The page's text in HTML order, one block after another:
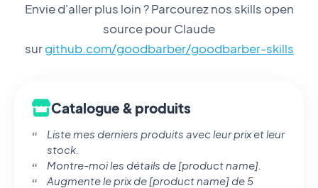
Envie d'aller plus loin ? Parcourez nos skills open
source pour Claude
surgithub.com/goodbarber/goodbarber-skills
Catalogue & produits
Liste mes derniers produits avec leur prix et leur
stock.
Montre-moi les détails de [product name].
Augmente le prix de [product name] de 5